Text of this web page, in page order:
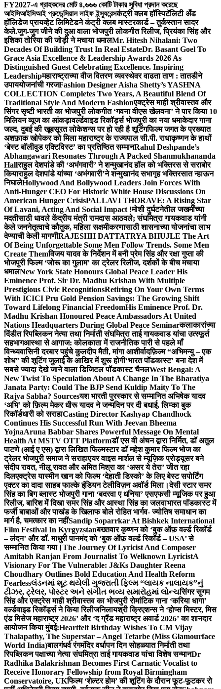
FY2027-এ গ্রাহকদের মোট ৪,৬৬৬ কোটি টাকার সুবিধা প্রদান করেছে
আইসিআইসিআই প্রুডেন্সিয়াল লাইফ ইন্স্যুরেন্সकंट्री क्लब हॉस्पिटॅलिटी अँड
हॉलिडेज प्रायव्हेट लिमिटेडने कंट्री क्लब मास्टरकार्ड – तुर्कस्तान सादर
केले.जुग-जुग जीने की दुआ वाला भोजपुरी लोकगीत रिलीज, प्रियंका सिंह और
इशिका तोरिया की जोड़ी ने मचाया धमालMr. Hitesh Nihalani: Two
Decades Of Building Trust In Real EstateDr. Basant Goel To
Grace Asia Excellence & Leadership Awards 2026 As
Distinguished Guest Celebrating Excellence. Inspiring
Leadershipमहाराष्ट्राच्या वीज वितरण व्यवस्थेवर वाढता ताण : तातडीने
उपाययोजनांची गरजFashion Designer Aisha Shetty’s YASHNA
COLLECTION Completes Two Years, A Beautiful Blend Of
Traditional Style And Modern Fashionएक्ट्रेस माही श्रीवास्तव और
सिंगर सृष्टी भारती का भोजपुरी लोकगीत ‘गवना वीएस खेलवना’ ने पार किया 10
मिलियन व्यूज का आंकड़ावर्ल्डवाइड रिकॉर्ड्स भोजपुरी का नया धमाकेदार गाना
जल्द, दुबई की खूबसूरत लोकेशन्स पर हो रही है शूटिंगफिल्म जगत के प्रख्यात
अशफ़ाक खोपेकर को मिला महाराष्ट्र के राज्यपाल सी.पी. राधाकृष्णन के हाथों
‘बेस्ट बॉलीवुड एक्टिविस्ट’ का प्रतिष्ठित सम्मानRahul Deshpande’s
Abhangawari Resonates Through A Packed Shanmukhananda
Hallराहुल देशपांडे की ‘अभंगवारी’ ने शन्मुखानंद हॉल को भक्तिरस से सराबोर
कियाराहुल देशपांडे यांच्या ‘अभंगवारी’ने शन्मुखानंद सभागृह भक्तिरसात न्हाऊन
निघालेHollywood And Bollywood Leaders Join Forces With
Anti-Hunger CEO For Historic White House Discussions On
American Hunger CrisisPALLAVI THORAVE: A Rising Star
Of Lavani, Acting And Social Impact !मोशी दुर्घटनेतील जखमींच्या
मदतीसाठी धावले केंद्रीय मंत्री रामदास आठवले; संघमित्रा गायकवाड यांनी
केले जननेतृत्वाचे कौतुक, महिला सक्षमीकरणासाठी शासनाच्या योजनांचा लाभ
देण्याची केली मागणीRAJESHH DATTATRYA BHUJLE The Art
Of Being Unforgettable Some Men Follow Trends. Some Men
Create Themविजय यादव के निर्देशन में बनी प्रेम सिंह और रक्षा गुप्ता की
भोजपुरी फिल्म ‘जोरू का गुलाम’ का ट्रेलर रिलीज, दर्शकों के बीच मचाया
धमालNew York State Honours Global Peace Leader His
Eminence Prof. Sir Dr. Madhu Krishan With Multiple
Prestigious Civic RecognitionsRetiring On Your Own Terms
With ICICI Pru Gold Pension Savings: The Growing Shift
Toward Lifelong Financial FreedomHis Eminence Prof. Dr.
Madhu Krishan Honoured Peace Ambassadors At United
Nations Headquarters During Global Peace Seminarकलाकारांच्या
दिंडीत रिपब्लिकन नेत्या तथा निर्माती संघमित्रा ताई गायकवाड यांचा उत्स्फूर्त
सहभागआस्था से आगाज: कोलकाता में राजनीतिक पारी से पहले माँ
विन्ध्यवासिनी दरबार पहुंचे कुलदीप मैती, मांगा आशीर्वादफ़िल्म “अभिमन्यु – एक
शोध” की शूटिंग जुलाई के आखिर में शुरू होगी‘भारत पॉडकास्ट’ बना देश में
सबसे ज्यादा देखे जाने वाला डिजिटल पॉडकास्ट चैनलWest Bengal: A
New Twist To Speculation About A Change In The Bharatiya
Janata Party: Could The BJP Send Kuldip Maity To The
Rajya Sabha? Sourcesयश भारती पुरस्कार से सम्मानित अभिषेक यादव
‘अभि’ को फ़िल्म मेकर धीरू यादव ने जन्मदिन पर दी बधाई, लिम्का बुक
रिकॉर्डधारी को सराहाCasting Director Kashyap Chandhock
Continues His Successful Run With Jeevan Bheema
YojnaAruna Babbar Shares Powerful Message On Mental
Health At MSTV OTT Platformडॉ एस वी अंचन द्वारा निर्मित, डॉ अतुल
पाटणे (आई ए एस) द्वारा लिखित फिल्मस्टार डॉ महेश कुमार फिल्म भोज का
ट्रेलर भोजपुरी समाज ने सराहाएयर वाइस मार्शल से म्यूज़िक प्रोड्यूसर बने
संदीप रावत, नीलू रावत और अमित मिश्रा का ‘असर ये तेरा’ जीत रहा
दिलएक्ट्रेस यास्मीन खान को फिल्म ‘देहाती डिस्को’ के लिए बेस्ट सपोर्टिंग
एक्टर का दादा साहब फाल्के इंडियन टेलीविज़न अवॉर्ड मिला।देसी स्टार समर
सिंह का बिग ब्लास्ट भोजपुरी गाना ‘बदरवा ए धनिया’ एसएफसी म्यूजिक पर हुआ
रिलीज, बारिश में दिखा समर सिंह और आस्था सिंह का जलवाभारत पॉडकास्ट में
फर्जी बाबाओं और पाखंड के खिलाफ बोले रोहित भार्गव- ज्योतिष समाधान का
मार्ग है, चमत्कार का नहींSandip Soparrkar At Bishkek International
Film Festival In Kyrgyzstanबख्तवार कृष्णन को ‘बुक ऑफ़ वर्ल्ड रिकॉर्ड
– लंदन’ और डॉ. माधुरी पानमंद को ‘बुक ऑफ़ वर्ल्ड रिकॉर्ड – USA’ से
सम्मानित किया गया।The Journey Of Lyricist And Composer
Amitabh Ranjan From Journalist To Welknown LyricistA
Visionary For The Vulnerable: J&Ks Daughter Reena
Choudhary Outlines Bold Education And Health Reform
Fearlessલંડનમાં શૂટ થયેલી ગુજરાતી ફિલ્મ “લાયક નાલાયક”નું
ટીઝર, ટ્રેલર, પોસ્ટર અને સંગીત ભવ્ય સમારોહમાં લોન્ચसिंगर सुगम
सिंह और एक्ट्रेस माही श्रीवास्तव का भोजपुरी रोमांटिक गाना ‘करिया धागा’
वर्ल्डवाइड रिकॉर्ड्स ने किया रिलीजनिलायश्री क्रिएशन्स ने ‘होप्स मिस्टर, मिस
एंड मिसेज महाराष्ट्र 2026’ और ‘द ग्रैंड महाराष्ट्र अवार्ड 2026’ का शानदार
आयोजन किया मुंबई:Heartfelt Birthday Wishes To CM Vijay
Thalapathy, The Superstar – Angel Tetarbe (Miss Glamourface
World India)बालगंधर्व रंगमंदिर वर्धापन दिन सोहळ्यात निर्माती तथा
रिपब्लिकन पक्षाच्या नेत्या संघमित्रा ताई गायकवाड यांचा विशेष सन्मानDr
Radhika Balakrishnan Becomes First Carnatic Vocalist to
Receive Honorary Fellowship from Royal Birmingham
Conservatoire, UKफिल्म ‘शेल्टर होम’ की शूटिंग के दौरान फूट-फूटकर रो